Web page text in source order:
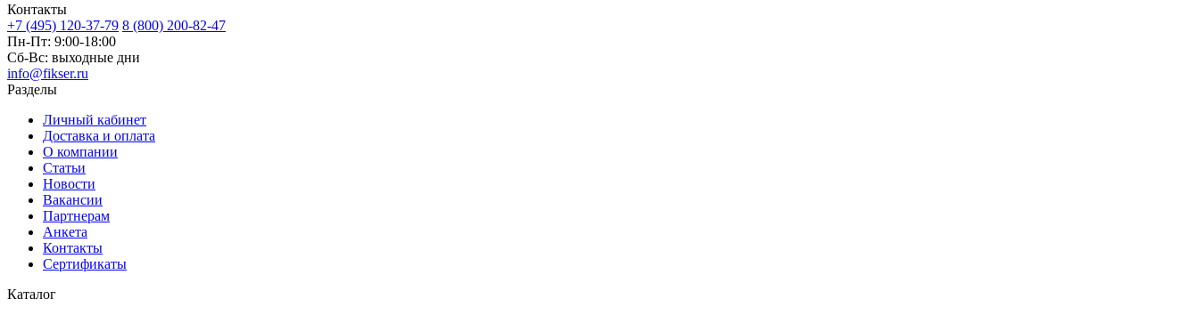
Контакты
+7 (495) 120-37-79 8 (800) 200-82-47
Пн-Пт: 9:00-18:00
Сб-Вс: выходные дни
info@fikser.ru
Разделы
Личный кабинет
Доставка и оплата
О компании
Статьи
Новости
Вакансии
Партнерам
Анкета
Контакты
Сертификаты
Каталог